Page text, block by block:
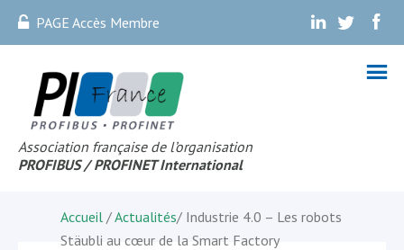
PAGE Accès Membre . . .
Association française de l’organisation
PROFIBUS / PROFINET International
Accueil /Actualités/ Industrie 4.0 – Les robots
Stäubli au cœur de la Smart Factory